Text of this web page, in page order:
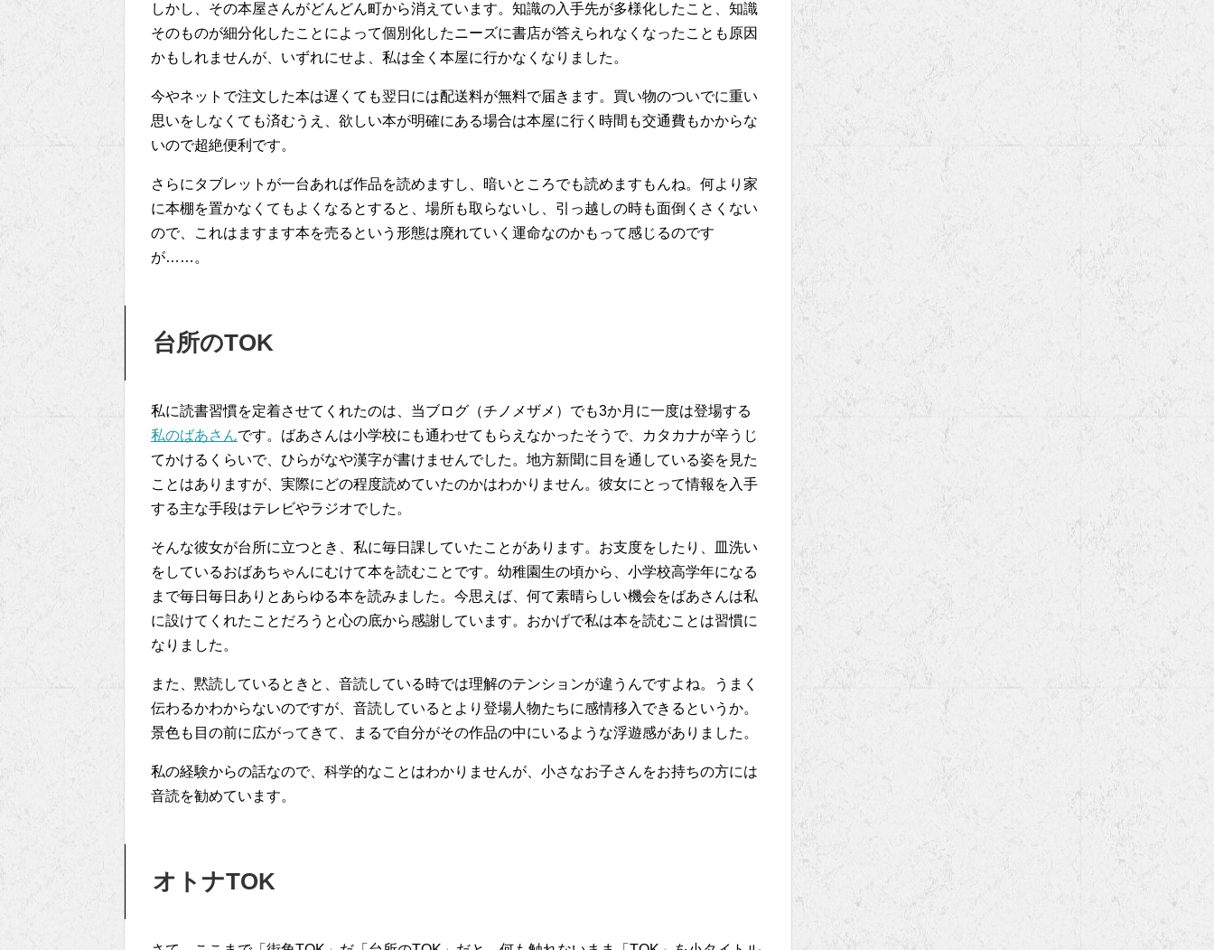
しかし、その本屋さんがどんどん町から消えています。知識の入手先が多様化したこと、知識
そのものが細分化したことによって個別化したニーズに書店が答えられなくなったことも原因
かもしれませんが、いずれにせよ、私は全く本屋に行かなくなりました。
今やネットで注文した本は遅くても翌日には配送料が無料で届きます。買い物のついでに重い
思いをしなくても済むうえ、欲しい本が明確にある場合は本屋に行く時間も交通費もかからな
いので超絶便利です。
さらにタブレットが一台あれば作品を読めますし、暗いところでも読めますもんね。何より家
に本棚を置かなくてもよくなるとすると、場所も取らないし、引っ越しの時も面倒くさくない
ので、これはますます本を売るという形態は廃れていく運命なのかもって感じるのです
が……。
台所のTOK
私に読書習慣を定着させてくれたのは、当ブログ（チノメザメ）でも3か月に一度は登場する
私のばあさんです。ばあさんは小学校にも通わせてもらえなかったそうで、カタカナが辛うじ
てかけるくらいで、ひらがなや漢字が書けませんでした。地方新聞に目を通している姿を見た
ことはありますが、実際にどの程度読めていたのかはわかりません。彼女にとって情報を入手
する主な手段はテレビやラジオでした。
そんな彼女が台所に立つとき、私に毎日課していたことがあります。お支度をしたり、皿洗い
をしているおばあちゃんにむけて本を読むことです。幼稚園生の頃から、小学校高学年になる
まで毎日毎日ありとあらゆる本を読みました。今思えば、何て素晴らしい機会をばあさんは私
に設けてくれたことだろうと心の底から感謝しています。おかげで私は本を読むことは習慣に
なりました。
また、黙読しているときと、音読している時では理解のテンションが違うんですよね。うまく
伝わるかわからないのですが、音読しているとより登場人物たちに感情移入できるというか。
景色も目の前に広がってきて、まるで自分がその作品の中にいるような浮遊感がありました。
私の経験からの話なので、科学的なことはわかりませんが、小さなお子さんをお持ちの方には
音読を勧めています。
オトナTOK